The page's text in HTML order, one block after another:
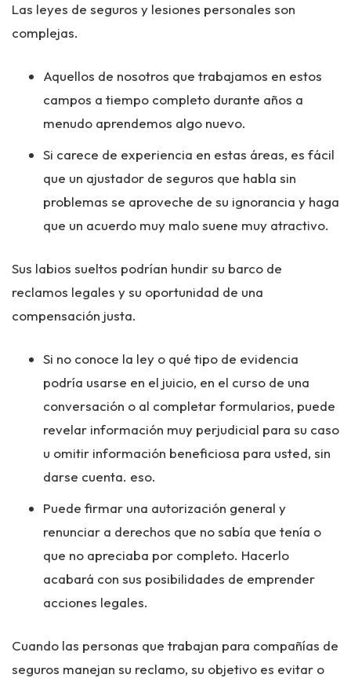
Las leyes de seguros y lesiones personales son
complejas.
Aquellos de nosotros que trabajamos en estos
campos a tiempo completo durante años a
menudo aprendemos algo nuevo.
Si carece de experiencia en estas áreas, es fácil
que un ajustador de seguros que habla sin
problemas se aproveche de su ignorancia y haga
que un acuerdo muy malo suene muy atractivo.
Sus labios sueltos podrían hundir su barco de
reclamos legales y su oportunidad de una
compensación justa.
Si no conoce la ley o qué tipo de evidencia
podría usarse en el juicio, en el curso de una
conversación o al completar formularios, puede
revelar información muy perjudicial para su caso
u omitir información beneficiosa para usted, sin
darse cuenta. eso.
Puede firmar una autorización general y
renunciar a derechos que no sabía que tenía o
que no apreciaba por completo. Hacerlo
acabará con sus posibilidades de emprender
acciones legales.
Cuando las personas que trabajan para compañías de
seguros manejan su reclamo, su objetivo es evitar o